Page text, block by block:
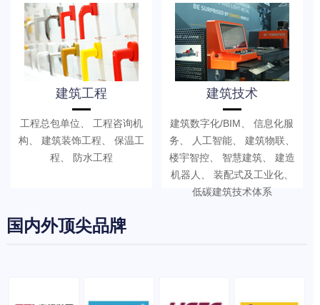
建筑工程
工程总包单位、 工程咨询机
构、 建筑装饰工程、 保温工
程、 防水工程
建筑技术
建筑数字化/BIM、 信息化服
务、 人工智能、 建筑物联、
楼宇智控、 智慧建筑、 建造
机器人、 装配式及工业化、
低碳建筑技术体系
国内外顶尖品牌